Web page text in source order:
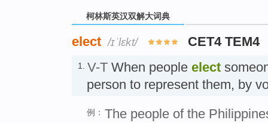
柯林斯英汉双解大词典
elect /ɪˈlɛkt/ CET4 TEM4
1. V-T When people elect
person to represent them, by
例： The people of the